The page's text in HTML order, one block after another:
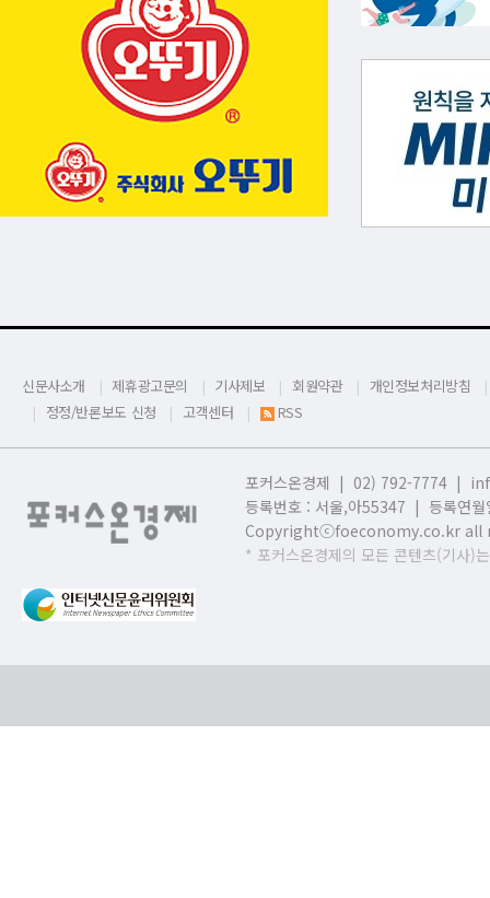
신문사소개 제휴광고문의 기사제보 회원약관
개인정보처리방침
정정/반론보도 신청
고객센터 RSS
포커스온경제 | 02) 792-7774 |
등록번호 : 서울,아55347 | 등록연
Copyrightⓒfoeconomy.co.kr all
* 포커스온경제의 모든 콘텐츠(기사)